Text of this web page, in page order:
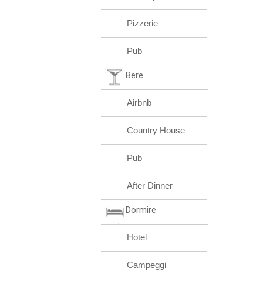
Pizzerie
Pub
Bere
Airbnb
Country House
Pub
After Dinner
Dormire
Hotel
Campeggi